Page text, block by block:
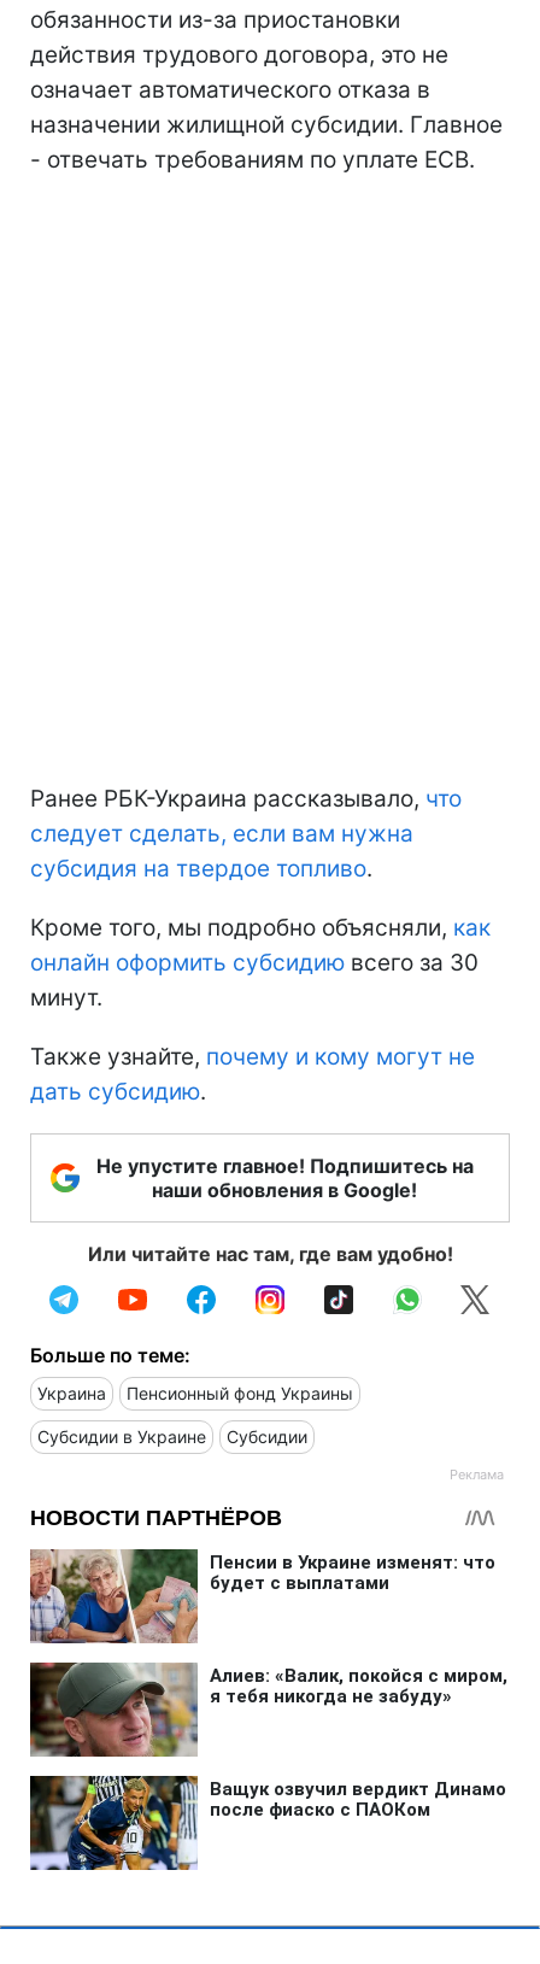
обязанности из-за приостановки
действия трудового договора, это не
означает автоматического отказа в
назначении жилищной субсидии. Главное
- отвечать требованиям по уплате ЕСВ.
Ранее РБК-Украина рассказывало, что
следует сделать, если вам нужна
субсидия на твердое топливо.
Кроме того, мы подробно объясняли, как
онлайн оформить субсидию всего за 30
минут.
Также узнайте, почему и кому могут не
дать субсидию.
Не упустите главное! Подпишитесь на
наши обновления в Google!
Или читайте нас там, где вам удобно!
Больше по теме:
Украина Пенсионный фонд Украины
Субсидии в Украине Субсидии